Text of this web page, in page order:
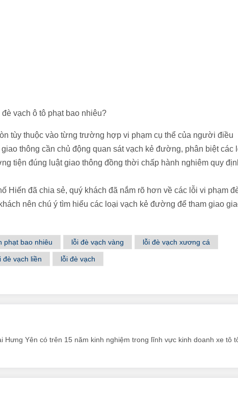
đè vạch ô tô phạt bao nhiêu?
tùy thuộc vào từng trường hợp vi phạm cụ thể của người điều
thông cần chủ động quan sát vạch kẻ đường, phân biệt các
tiện đúng luật giao thông đồng thời chấp hành nghiêm quy
Hiến đã chia sẻ, quý khách đã nắm rõ hơn về các lỗi vi phạm
nên chú ý tìm hiểu các loại vạch kẻ đường để tham giao
phạt bao nhiêu lỗi đè vạch vàng lỗi đè vạch xương cá
đè vạch liền lỗi đè vạch
Hưng Yên có trên 15 năm kinh nghiệm trong lĩnh vực kinh doanh xe tô